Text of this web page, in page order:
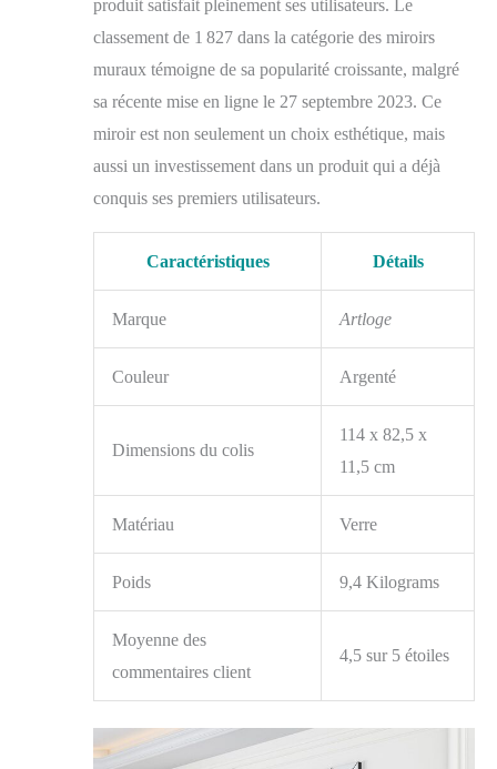
produit satisfait pleinement ses utilisateurs. Le
classement de 1 827 dans la catégorie des miroirs
muraux témoigne de sa popularité croissante, malgré
sa récente mise en ligne le 27 septembre 2023. Ce
miroir est non seulement un choix esthétique, mais
aussi un investissement dans un produit qui a déjà
conquis ses premiers utilisateurs.
Caractéristiques Détails
Marque Artloge
Couleur Argenté
Dimensions du colis
114 x 82,5 x
11,5 cm
Matériau Verre
Poids 9,4 Kilograms
Moyenne des
commentaires client
4,5 sur 5 étoiles